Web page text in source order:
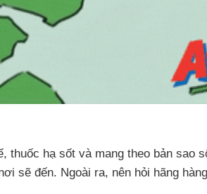
thuốc hạ sốt và mang theo bản sao
sẽ đến. Ngoài ra, nên hỏi hãng